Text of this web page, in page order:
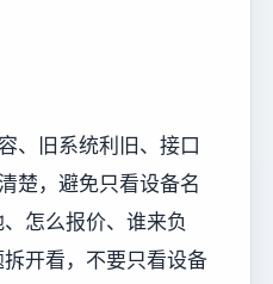
、旧系统利旧、接口
楚，避免只看设备名
怎么报价、谁来负
开看，不要只看设备